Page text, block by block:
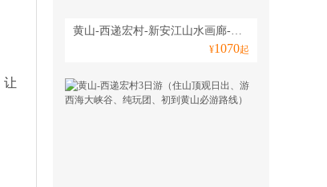
黄山-西递宏村-新安江山水画廊-徽州古城4日游（赏黄山全景、船游新安百里画廊）
¥1070起
让